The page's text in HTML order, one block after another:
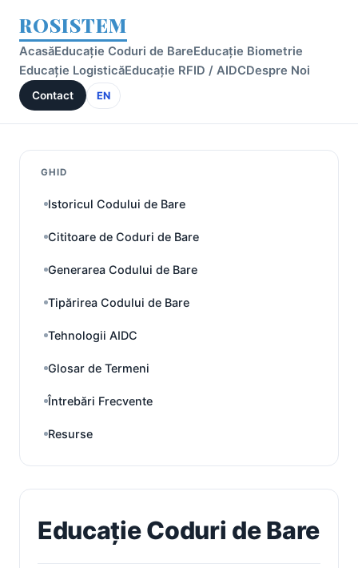
ROSISTEM
AcasăEducație Coduri de BareEducație Biometrie
Educație LogisticăEducație RFID / AIDCDespre Noi
Contact EN
GHID
Istoricul Codului de Bare
Cititoare de Coduri de Bare
Generarea Codului de Bare
Tipărirea Codului de Bare
Tehnologii AIDC
Glosar de Termeni
Întrebări Frecvente
Resurse
Educație Coduri de Bare